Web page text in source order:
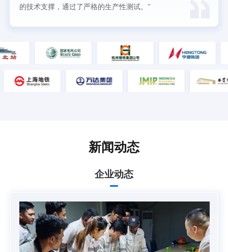
的技术支撑，通过了严格的生产性测试。"
新闻动态
企业动态